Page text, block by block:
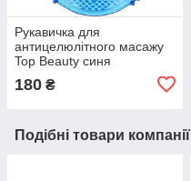
Рукавичка для
антицелюлітного масажу
Top Beauty синя
180 ₴
Подібні товари компанії